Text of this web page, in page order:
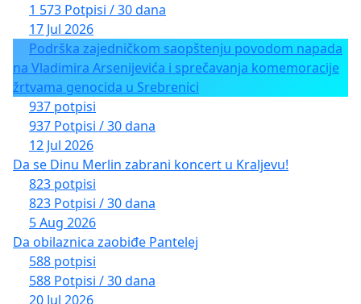
1 573 Potpisi / 30 dana
17 Jul 2026
Podrška zajedničkom saopštenju povodom napada
na Vladimira Arsenijevića i sprečavanja komemoracije
žrtvama genocida u Srebrenici
937 potpisi
937 Potpisi / 30 dana
12 Jul 2026
Da se Dinu Merlin zabrani koncert u Kraljevu!
823 potpisi
823 Potpisi / 30 dana
5 Aug 2026
Da obilaznica zaobiđe Pantelej
588 potpisi
588 Potpisi / 30 dana
20 Jul 2026